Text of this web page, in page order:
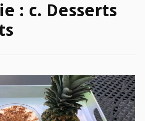
: c. Desserts